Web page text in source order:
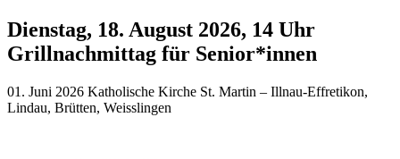
Dienstag, 18. August 2026, 14 Uhr
Grillnachmittag für Senior*innen
01. Juni 2026 Katholische Kirche St. Martin – Illnau-Effretikon,
Lindau, Brütten, Weisslingen